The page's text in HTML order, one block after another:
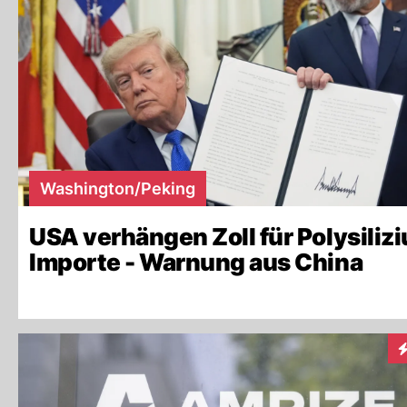
Washington/Peking
USA verhängen Zoll für
Importe - Warnung aus China